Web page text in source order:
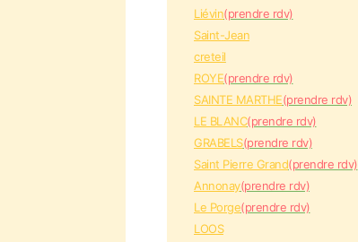
Liévin(prendre rdv)
Saint-Jean
creteil
ROYE(prendre rdv)
SAINTE MARTHE(prendre rdv)
LE BLANC(prendre rdv)
GRABELS(prendre rdv)
Saint Pierre Grand(prendre rdv)
Annonay(prendre rdv)
Le Porge(prendre rdv)
LOOS